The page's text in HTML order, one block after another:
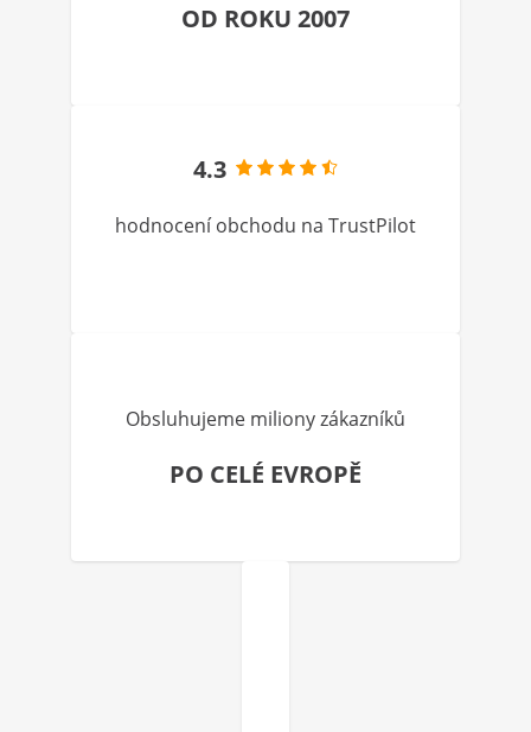
OD ROKU 2007
4.3
hodnocení obchodu na TrustPilot
Obsluhujeme miliony zákazníků
PO CELÉ EVROPĚ